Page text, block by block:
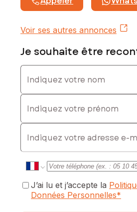
Voir ses autres annonces
Je souhaite être
Indiquez votre nom
Indiquez votre prénom
E-mail
J’ai lu et j’accepte la
Données Personnelles*